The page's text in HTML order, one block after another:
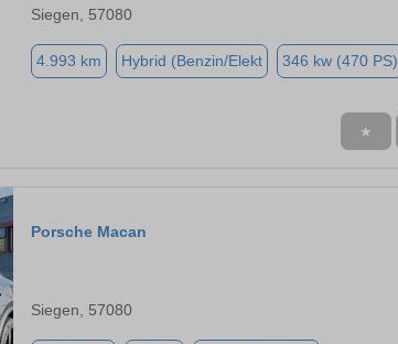
Siegen, 57080
4.993 km Hybrid (Benzin/Elekt 346 kw (470 PS)
★
Porsche Macan
Siegen, 57080